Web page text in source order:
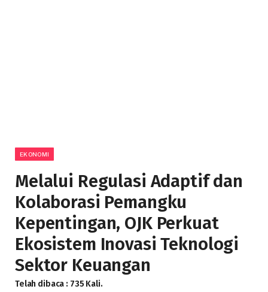
EKONOMI
Melalui Regulasi Adaptif dan
Kolaborasi Pemangku
Kepentingan, OJK Perkuat
Ekosistem Inovasi Teknologi
Sektor Keuangan
Telah dibaca : 735 Kali.